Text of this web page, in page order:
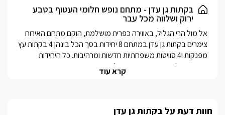
בקתות גן עדן - מתחם נופש חלומי העטוף בטבע
ירוק ושלווה מכל עבר
קרא עוד
חוות דעת על בקתות גן עדן